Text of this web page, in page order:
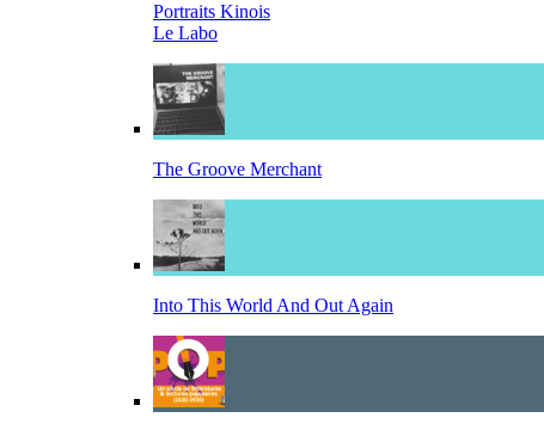
Portraits Kinois
Le Labo
The Groove Merchant
Into This World And Out Again